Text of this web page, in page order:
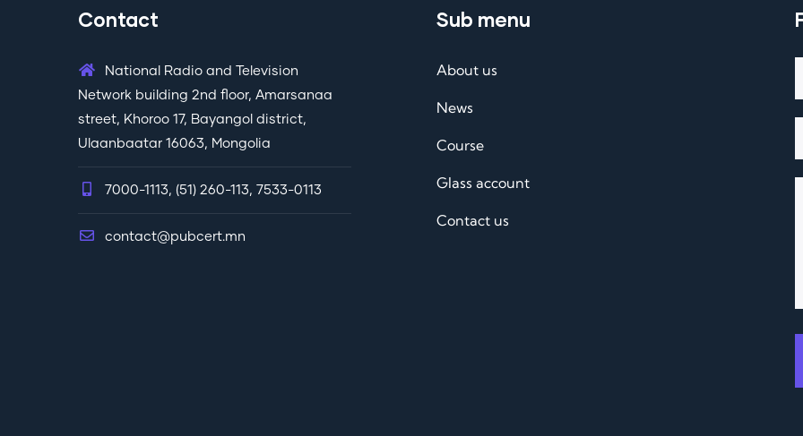
Contact
National Radio and Television
Network building 2nd floor, Amarsanaa
street, Khoroo 17, Bayangol district,
Ulaanbaatar 16063, Mongolia
7000-1113, (51) 260-113, 7533-0113
contact@pubcert.mn
Sub menu
About us
News
Course
Glass account
Contact us